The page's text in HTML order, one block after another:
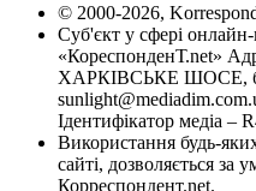
© 2000-2026,
Суб'єкт у сфері
«КореспонденТ.net»
ХАРКІВСЬКЕ ШОСЕ,
Ідентифікатор медіа –
Використання будь-
сайті, дозволяється за
Корреспондент.net.